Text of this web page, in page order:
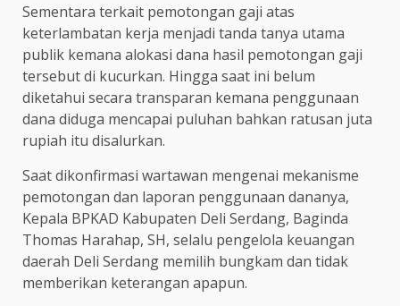
Sementara terkait pemotongan gaji atas
keterlambatan kerja menjadi tanda tanya utama
publik kemana alokasi dana hasil pemotongan gaji
tersebut di kucurkan. Hingga saat ini belum
diketahui secara transparan kemana penggunaan
dana diduga mencapai puluhan bahkan ratusan juta
rupiah itu disalurkan.
Saat dikonfirmasi wartawan mengenai mekanisme
pemotongan dan laporan penggunaan dananya,
Kepala BPKAD Kabupaten Deli Serdang, Baginda
Thomas Harahap, SH, selalu pengelola keuangan
daerah Deli Serdang memilih bungkam dan tidak
memberikan keterangan apapun.